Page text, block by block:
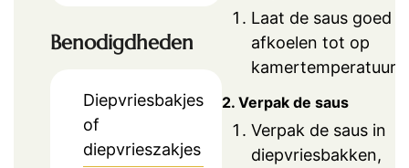
Benodigdheden
Diepvriesbakjes
of
diepvrieszakjes
Laat de saus goed
afkoelen tot op
kamertemperatuur.
2. Verpak de saus
Verpak de saus in
diepvriesbakken,